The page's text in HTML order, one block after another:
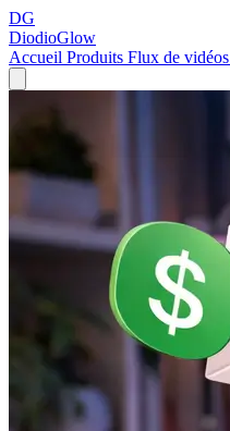
DG
DiodioGlow
Accueil Produits Flux de vidéos